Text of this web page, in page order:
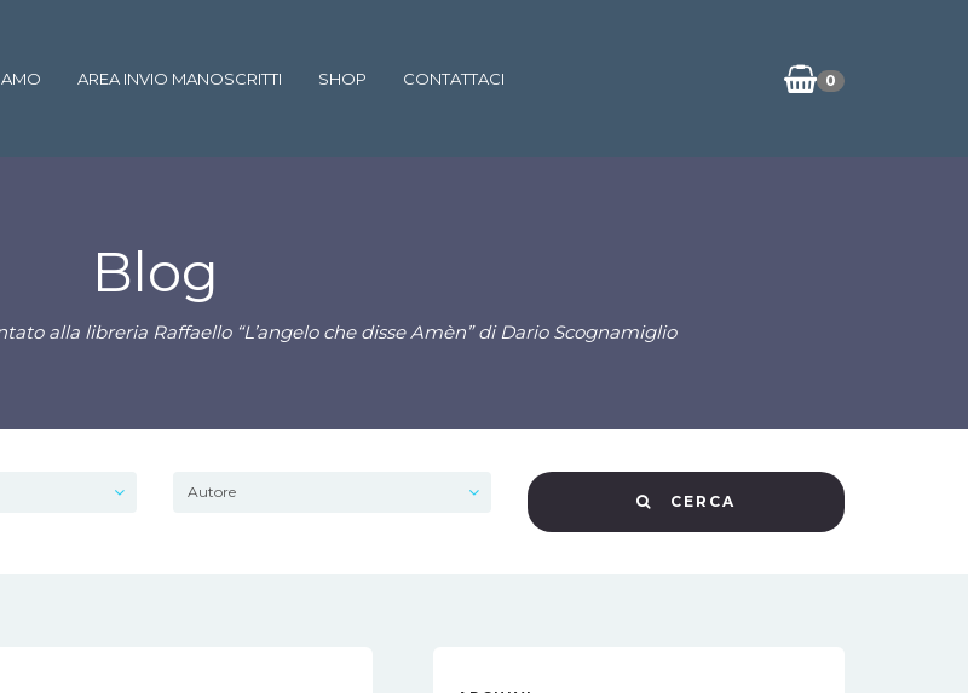
0
AREA INVIO MANOSCRITTI SHOP CONTATTACI
Blog
alla libreria Raffaello “L’angelo che disse Amèn” di Dario Scognamiglio
CERCA